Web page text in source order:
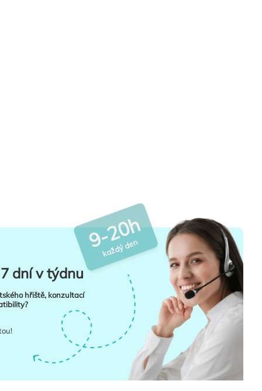
dní v týdnu
hřiště, konzultací
9-20h
každý den